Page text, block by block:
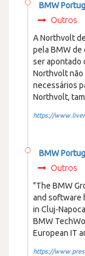
BMW
Outros
A Northvolt
pela BMW de
ser apontado
Northvolt não
necessários
Northvolt,
https://
BMW
Outros
"The BMW
and software
in Cluj-
BMW
European IT
https://